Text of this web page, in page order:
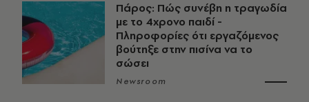
Πάρος: Πώς συνέβη η τραγωδία
με το 4χρονο παιδί -
Πληροφορίες ότι εργαζόμενος
βούτηξε στην πισίνα να το
σώσει
Newsroom